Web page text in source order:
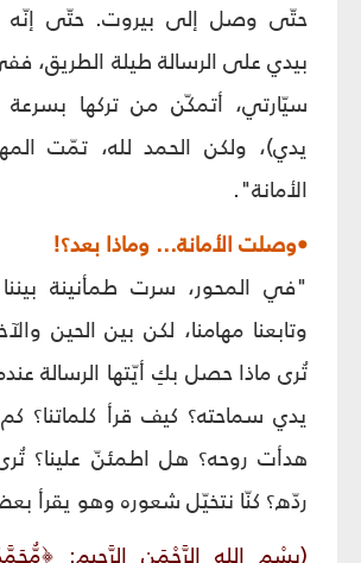
حتّى وصل إلى بيروت. حتّى إنّه
بيدي على الرسالة طيلة الطريق،
سيّارتي، أتمكّن من تركها
يدي)، ولكن الحمد لله، تمّت
الأمانة".
•وصلت الأمانة... وماذا بعد؟!
"في المحور، سرت طمأنينة بيننا
وتابعنا مهامنا، لكن بين الحين
تُرى ماذا حصل بكِ أيّتها الرسالة
يدي سماحته؟ كيف قرأ
هدأت روحه؟ هل اطمئنّ علينا؟
ردّه؟ كنّا نتخيّل شعوره وهو يقرأ
(بِسْمِ اللهِ الرَّحْمَنِ الرَّحِيمِ: